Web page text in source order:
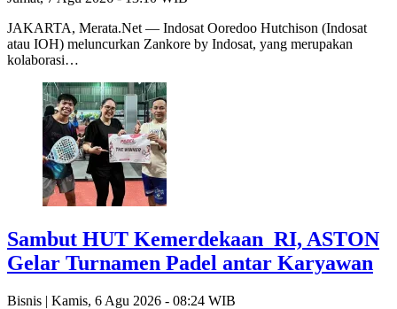
JAKARTA, Merata.Net — Indosat Ooredoo Hutchison (Indosat
atau IOH) meluncurkan Zankore by Indosat, yang merupakan
kolaborasi…
Sambut HUT Kemerdekaan RI, ASTON
Gelar Turnamen Padel antar Karyawan
Bisnis | Kamis, 6 Agu 2026 - 08:24 WIB